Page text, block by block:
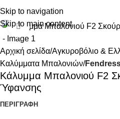
Skip to navigation
Skip to main content
Κάντε κλικ για μεγέθυνση
Αρχική σελίδα Αγκυροβόλιο &
Καλύμματα Μπαλονιών
Κάλυμμα Μπαλονιού F2
Ύφανσης
ΠΕΡΙΓΡΑΦΉ